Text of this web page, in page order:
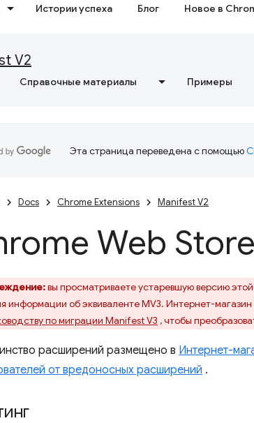
Истории успеха Блог Новое в
V2
Справочные материалы Примеры
Эта страница переведена с помощью
Docs Chrome Extensions Manifest V2
Web Store
вы просматриваете устаревшую версию
информации об эквиваленте MV3. Интернет-
по миграции Manifest V3 , чтобы
расширений размещено в Интернет-
от вредоносных расширений .